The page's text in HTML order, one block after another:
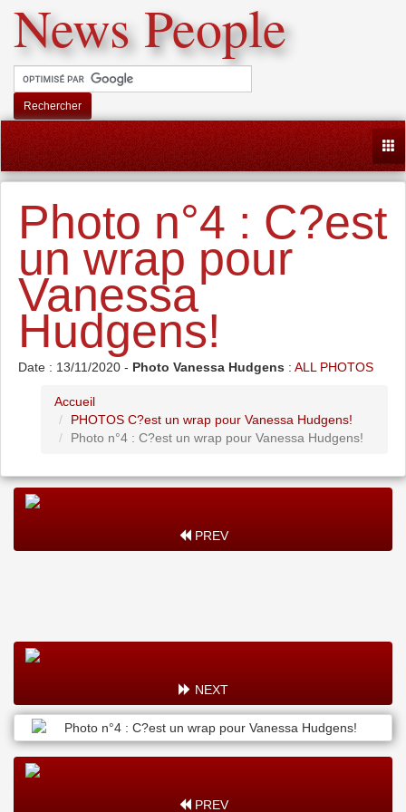
News People
Rechercher
Photo n°4 : C?est
un wrap pour
Vanessa
Hudgens!
Date : 13/11/2020 - Photo Vanessa Hudgens : ALL PHOTOS
Accueil
PHOTOS C?est un wrap pour Vanessa Hudgens!
Photo n°4 : C?est un wrap pour Vanessa Hudgens!
PREV
NEXT
PREV